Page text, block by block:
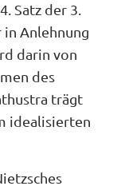
Satz der 3.
in Anlehnung
darin von
des
trägt
idealisierten